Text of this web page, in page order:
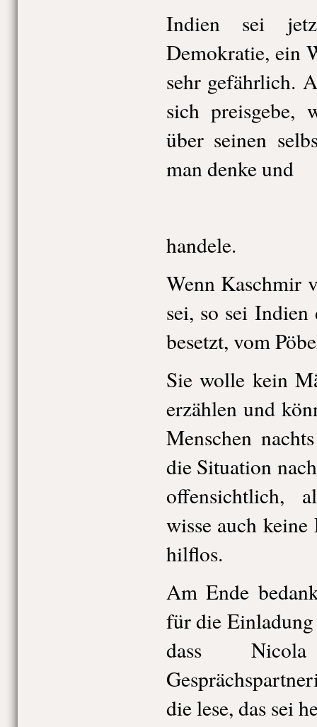
Indien sei
Demokratie, ein
sehr gefährlich.
sich preisgebe,
über seinen
man denke und
handele.
Wenn Kaschmir
sei, so sei
besetzt, vom
Sie wolle kein
erzählen und
Menschen
die Situation
offensichtlich,
wisse auch
hilflos.
Am Ende
für die
dass
die lese, das sei